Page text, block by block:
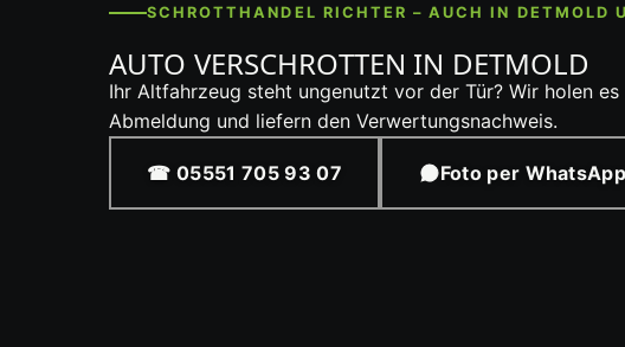
SCHROTTHANDEL RICHTER – AUCH IN DETMOLD
AUTO VERSCHROTTEN IN DETMOLD
Ihr Altfahrzeug steht ungenutzt vor der Tür? Wir holen
Abmeldung und liefern den Verwertungsnachweis.
☎ 05551 705 93 07 Foto per WhatsApp